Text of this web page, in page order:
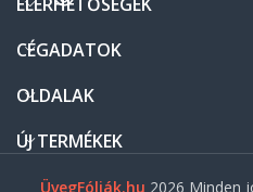
CÉGADATOK
OLDALAK
ÚJ TERMÉKEK
ÜvegFóliák.hu 2026 Minden